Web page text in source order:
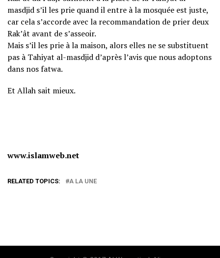
masdjid s’il les prie quand il entre à la mosquée est juste,
car cela s’accorde avec la recommandation de prier deux
Rak’ât avant de s’asseoir.
Mais s’il les prie à la maison, alors elles ne se substituent
pas à Tahiyat al-masdjid d’après l’avis que nous adoptons
dans nos fatwa.
Et Allah sait mieux.
www.islamweb.net
RELATED TOPICS: A LA UNE